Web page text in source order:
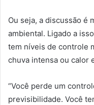
Ou seja, a discussão é
ambiental. Ligado a
tem níveis de controle
chuva intensa ou calor
“Você perde um
previsibilidade. Você